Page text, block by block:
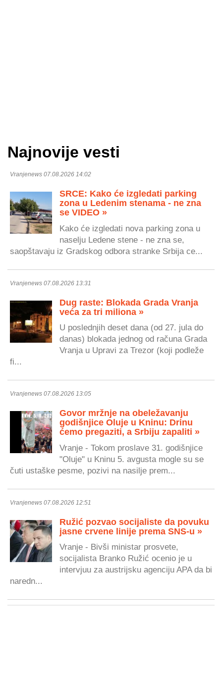
Najnovije vesti
Vranjenews 07.08.2026 14:02
SRCE: Kako će izgledati parking
zona u Ledenim stenama - ne zna
se VIDEO »
Kako će izgledati nova parking zona u
naselju Ledene stene - ne zna se,
saopštavaju iz Gradskog odbora stranke Srbija ce...
Vranjenews 07.08.2026 13:31
Dug raste: Blokada Grada Vranja
veća za tri miliona »
U poslednjih deset dana (od 27. jula do
danas) blokada jednog od računa Grada
Vranja u Upravi za Trezor (koji podleže
fi...
Vranjenews 07.08.2026 13:05
Govor mržnje na obeležavanju
godišnjice Oluje u Kninu: Drinu
ćemo pregaziti, a Srbiju zapaliti »
Vranje - Tokom proslave 31. godišnjice
"Oluje" u Kninu 5. avgusta mogle su se
čuti ustaške pesme, pozivi na nasilje prem...
Vranjenews 07.08.2026 12:51
Ružić pozvao socijaliste da povuku
jasne crvene linije prema SNS-u »
Vranje - Bivši ministar prosvete,
socijalista Branko Ružić ocenio je u
intervjuu za austrijsku agenciju APA da bi
naredn...